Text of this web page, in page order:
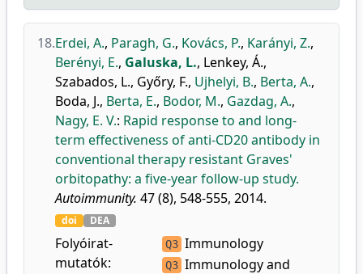
18.Erdei, A., Paragh, G., Kovács, P., Karányi, Z.,
Berényi, E., Galuska, L., Lenkey, Á.,
Szabados, L., Győry, F., Ujhelyi, B., Berta, A.,
Boda, J., Berta, E., Bodor, M., Gazdag, A.,
Nagy, E. V.: Rapid response to and long-
term effectiveness of anti-CD20 antibody in
conventional therapy resistant Graves'
orbitopathy: a five-year follow-up study.
Autoimmunity. 47 (8), 548-555, 2014.
doi DEA
Folyóirat-
mutatók:
Q3 Immunology
Q3 Immunology and